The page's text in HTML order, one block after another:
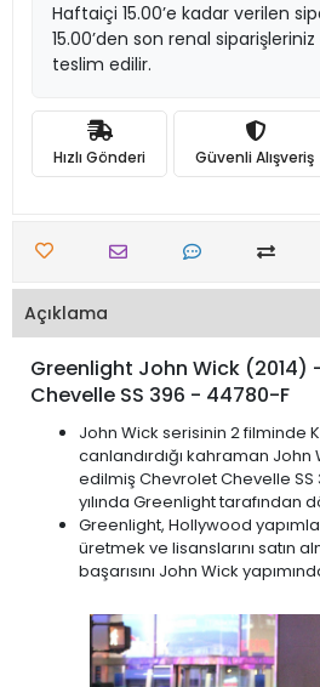
Haftaiçi 15.00’e kadar verilen
15.00’den son renal
teslim edilir.
Hızlı Gönderi Güvenli Alışveriş
Açıklama
Greenlight John Wick (2014)
Chevelle SS 396 - 44780-F
John Wick serisinin 2 filminde
canlandırdığı kahraman John
edilmiş Chevrolet Chevelle
yılında Greenlight tarafından
Greenlight, Hollywood
üretmek ve lisanslarını satın
başarısını John Wick